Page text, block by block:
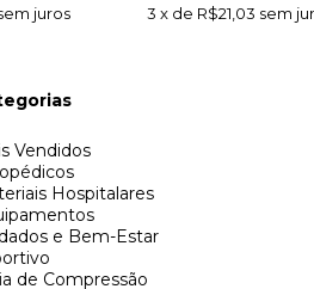
juros 3 x de R$21,03 sem
Vendidos
Hospitalares
e Bem-Estar
de Compressão